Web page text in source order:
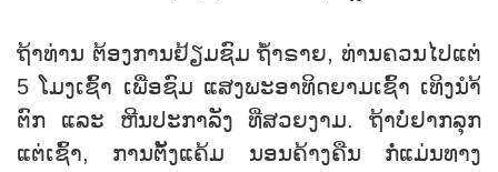
ຖ້າທ່ານ ຕ້ອງການຢ້ຽມຊົມ ຖ້ຳຣາຍ, ທ່ານຄວນໄປແຕ່
5 ໂມງເຊົ້າ ເພື່ອຊົມ ແສງພະອາທິດຍາມເຊົ້າ ເທິງນຳ້
ຕົກ ແລະ ຫີນປະກາລັງ ທີ່ສວຍງາມ. ຖ້າບໍ່ຢາກລຸກ
ແຕ່ເຊົ້າ, ການຕັ້ງແຄ້ມ ນອນຄ້າງຄືນ ກໍ່ແມ່ນທາງ